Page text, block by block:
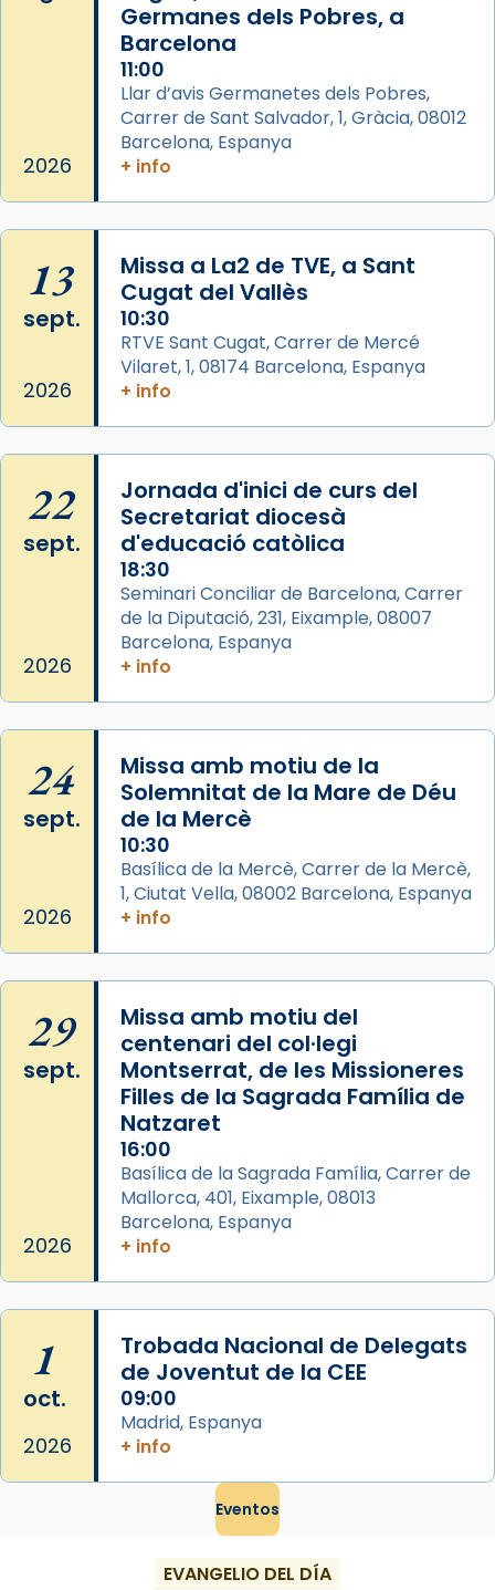
missa d’acció de gràcies en agraïment al
comitè organitzador de la visita apostòlica
del Sant Pare Lleó XIV a Barcelona, i als
col·laboradors, a la Catedral de Barcelona.
L’arquebisbe de Barcelona, el cardenal Joan
Josep Omella, ha presidit la missa i l’ha
concelebrat el bisbe auxiliar de Barcelona,
Mons. David Abadías.
📸 Dr. G. Simón
View on Facebook · Share
Arquebisbat de Barcelona
Memòria de les santes Juliana i
Semproniana, verges i màrtirs.
Acompanyant la història de sant Cugat, a
partir de l’Edat Mitjana sorgeix la tradició
que les santes Juliana (“relatiu a Júlia”) i
Semproniana (“relatiu a Semprònia =
eterna”) són deixebles seves. I l’any 1667, el
frare Joan Gaspar Roig, afirma en una obra
Foto
View on Facebook · Share
2026
Germanes dels Pobres, a
Barcelona
11:00
Llar d’avis Germanetes dels Pobres,
Carrer de Sant Salvador, 1, Gràcia, 08012
Barcelona, Espanya
+ info
13
sept.
2026
Missa a La2 de TVE, a Sant
Cugat del Vallès
10:30
RTVE Sant Cugat, Carrer de Mercé
Vilaret, 1, 08174 Barcelona, Espanya
+ info
22
sept.
2026
Jornada d'inici de curs del
Secretariat diocesà
d'educació catòlica
18:30
Seminari Conciliar de Barcelona, Carrer
de la Diputació, 231, Eixample, 08007
Barcelona, Espanya
+ info
24
sept.
2026
Missa amb motiu de la
Solemnitat de la Mare de Déu
de la Mercè
10:30
Basílica de la Mercè, Carrer de la Mercè,
1, Ciutat Vella, 08002 Barcelona, Espanya
+ info
29
sept.
2026
Missa amb motiu del
centenari del col·legi
Montserrat, de les Missioneres
Filles de la Sagrada Família de
Natzaret
16:00
Basílica de la Sagrada Família, Carrer de
Mallorca, 401, Eixample, 08013
Barcelona, Espanya
+ info
1
oct.
2026
Trobada Nacional de Delegats
de Joventut de la CEE
09:00
Madrid, Espanya
+ info
Eventos
EVANGELIO DEL DÍA